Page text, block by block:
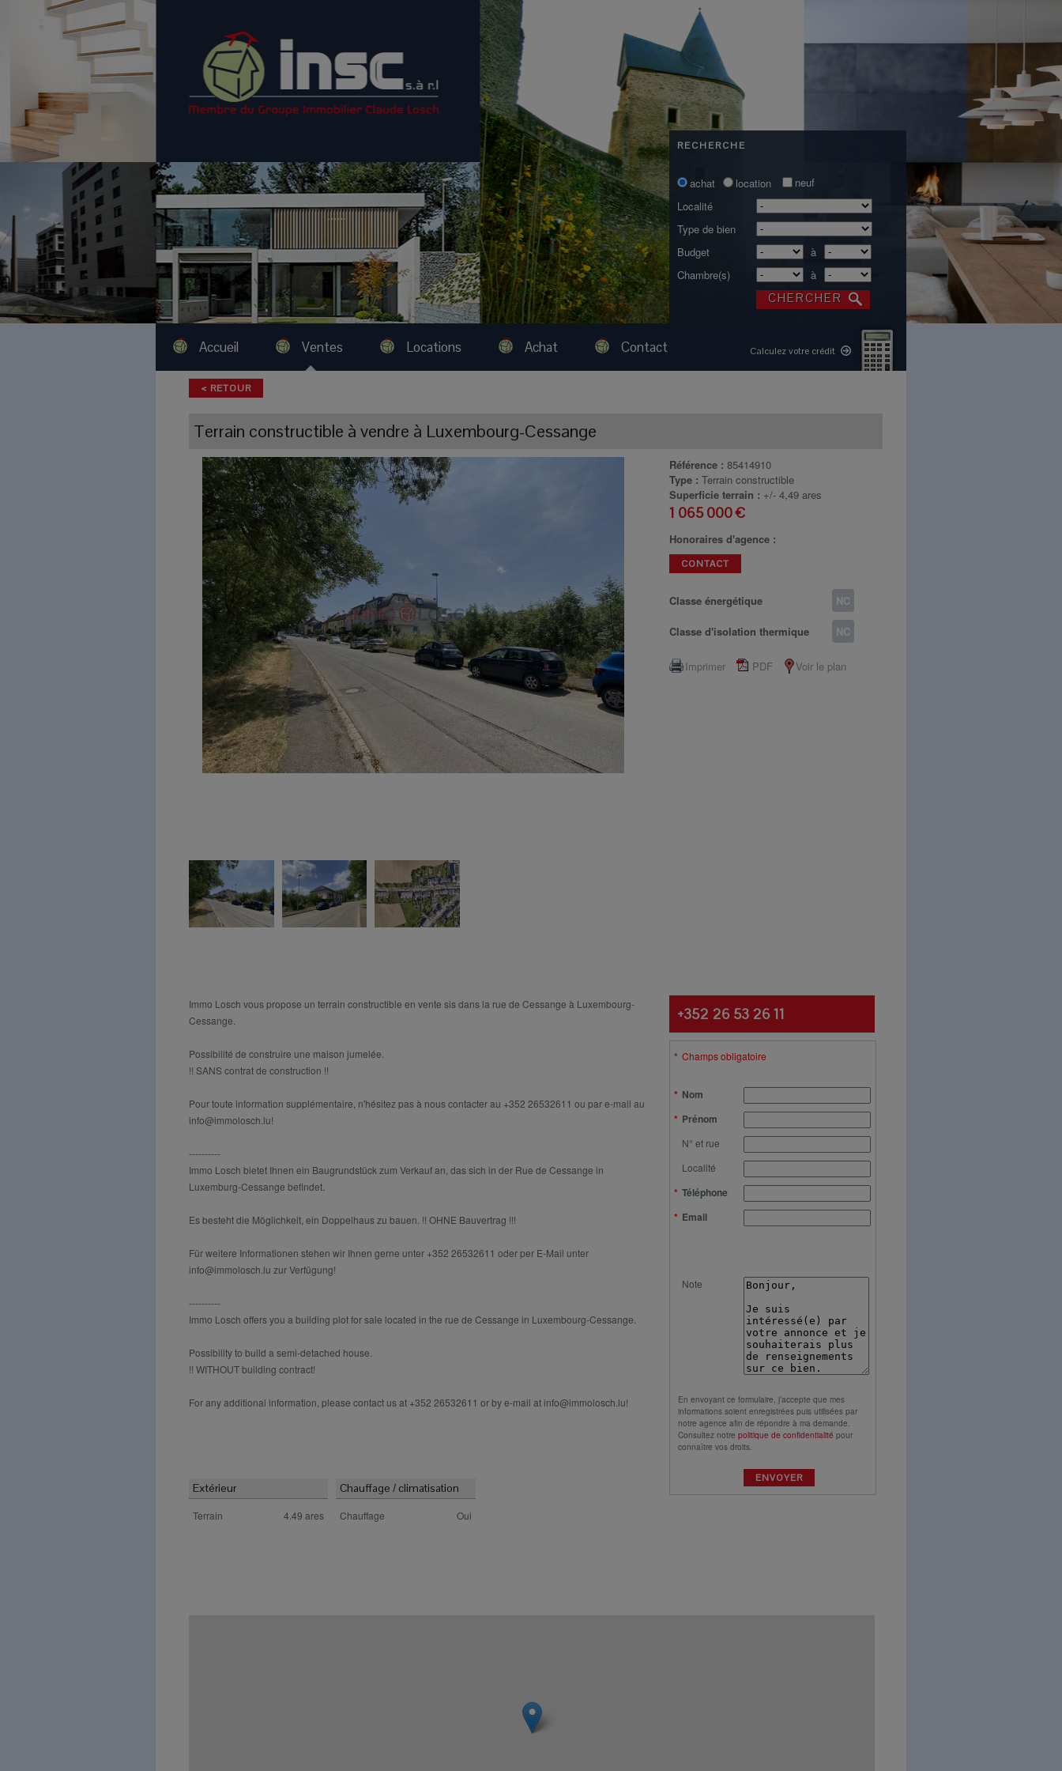
RECHERCHE
achat location
neuf
Localité
Type de bien
Budget
à
Chambre(s)
à
Accueil Ventes Locations Achat Contact Calculez votre crédit
< RETOUR
Terrain constructible à vendre à Luxembourg-Cessange
Référence : 85414910
Type : Terrain constructible
Superficie terrain : +/- 4,49 ares
1 065 000 €
Honoraires d'agence :
CONTACT
Classe énergétique NC
Classe d'isolation thermique NC
Imprimer PDF Voir le plan
Immo Losch vous propose un terrain constructible en vente sis dans la rue de Cessange à Luxembourg-
Cessange.
Possibilité de construire une maison jumelée.
!! SANS contrat de construction !!
Pour toute information supplémentaire, n'hésitez pas à nous contacter au +352 26532611 ou par e-mail au
info@immolosch.lu!
----------
Immo Losch bietet Ihnen ein Baugrundstück zum Verkauf an, das sich in der Rue de Cessange in
Luxemburg-Cessange befindet.
Es besteht die Möglichkeit, ein Doppelhaus zu bauen. !! OHNE Bauvertrag !!!
Für weitere Informationen stehen wir Ihnen gerne unter +352 26532611 oder per E-Mail unter
info@immolosch.lu zur Verfügung!
----------
Immo Losch offers you a building plot for sale located in the rue de Cessange in Luxembourg-Cessange.
Possibility to build a semi-detached house.
!! WITHOUT building contract!
For any additional information, please contact us at +352 26532611 or by e-mail at info@immolosch.lu!
Extérieur
Terrain 4.49 ares
Chauffage / climatisation
Chauffage Oui
+352 26 53 26 11
Champs obligatoire
Nom
Prénom
N° et rue
Localité
Téléphone
Email
Note
En envoyant ce formulaire, j’accepte que mes
informations soient enregistrées puis utilisées par
notre agence afin de répondre à ma demande.
Consultez notre politique de confidentialité pour
connaître vos droits.